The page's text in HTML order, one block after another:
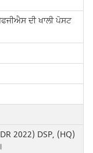
ਦੀ ਖਾਲੀ ਪੋਸਟ
2022) DSP, (HQ)